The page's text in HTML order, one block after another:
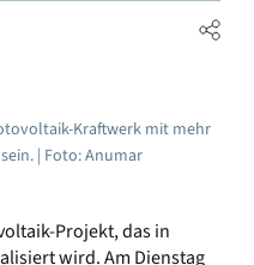
Kraftwerk mit mehr
| Foto: Anumar
Projekt, das in
wird. Am Dienstag